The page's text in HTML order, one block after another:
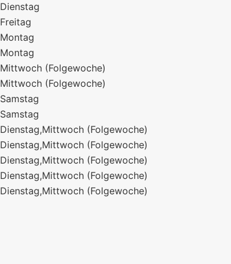
Dienstag
Freitag
Montag
Montag
Mittwoch (Folgewoche)
Mittwoch (Folgewoche)
Samstag
Samstag
Dienstag,Mittwoch (Folgewoche)
Dienstag,Mittwoch (Folgewoche)
Dienstag,Mittwoch (Folgewoche)
Dienstag,Mittwoch (Folgewoche)
Dienstag,Mittwoch (Folgewoche)